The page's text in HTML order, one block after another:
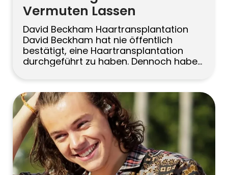
Vermuten Lassen
David Beckham Haartransplantation
David Beckham hat nie öffentlich
bestätigt, eine Haartransplantation
durchgeführt zu haben. Dennoch haben
Jahre auf Veränderungen seiner
Haarlinie und Gesamtdichte
hingewiesen, die auf moderne
Restaurationsverfahren hindeuten
könnten. Die realistischste Erklärung,
falls etwas gemacht wurde, wäre ein
dezenter, natürlich wirkender FUE-
Ansatz. Warum reden Menschen über
David Beckhams […]